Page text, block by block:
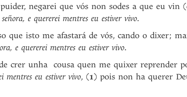
negarei que vós non sodes a que eu
e quererei mentres eu estiver vivo.
que isto me afastará de vós, cando o dixer;
e quererei mentres eu estiver vivo.
crer unha cousa quen me quixer reprender
mentres eu estiver vivo, (1) pois non ha querer